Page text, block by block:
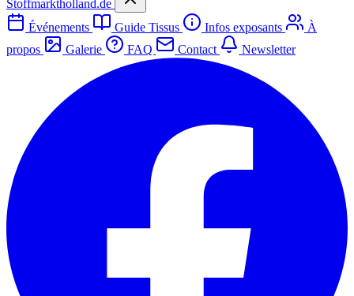
Stoffmarktholland.de
Événements
Guide Tissus Infos exposants
À
propos
Galerie FAQ Contact Newsletter